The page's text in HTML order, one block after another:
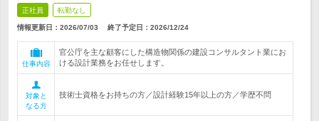
正社員 転勤なし
情報更新日：2026/07/03 終了予定日： 2026/12/24
仕事内容
官公庁を主な顧客にした構造物関係の建設コンサルタント業にお
ける設計業務をお任せします。
対象と
なる方
技術士資格をお持ちの方／設計経験15年以上の方／学歴不問